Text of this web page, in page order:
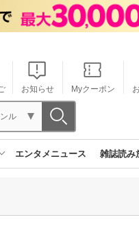
お知らせ Myクーポン
ル
エンタメニュース 雑誌読み